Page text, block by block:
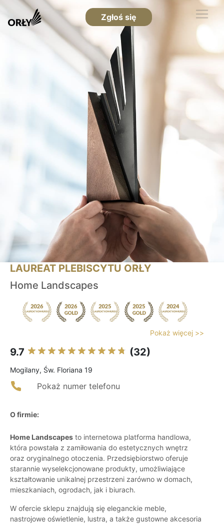
Zgłoś się
LAUREAT PLEBISCYTU ORŁY
Home Landscapes
Pokaż więcej >>
9.7 (32)
Mogilany, Św. Floriana 19
Pokaż numer telefonu
O firmie:
Home Landscapes to internetowa platforma handlowa,
która powstała z zamiłowania do estetycznych wnętrz
oraz oryginalnego otoczenia. Przedsiębiorstwo oferuje
starannie wyselekcjonowane produkty, umożliwiające
kształtowanie unikalnej przestrzeni zarówno w domach,
mieszkaniach, ogrodach, jak i biurach.
W ofercie sklepu znajdują się eleganckie meble,
nastrojowe oświetlenie, lustra, a także gustowne akcesoria